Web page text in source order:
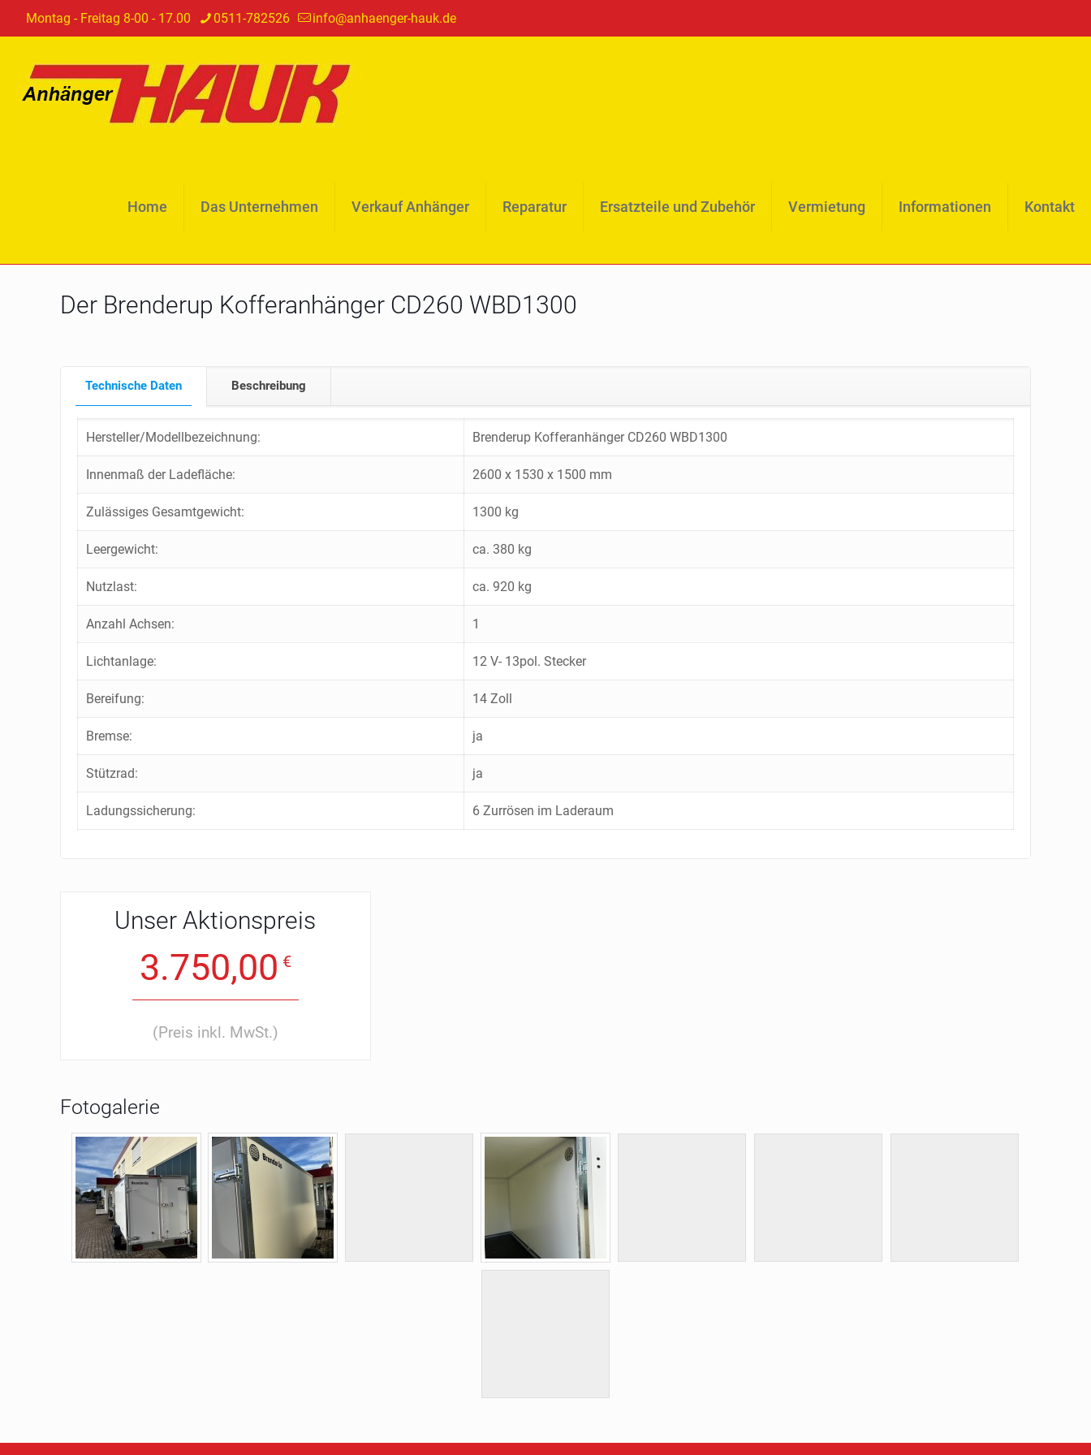
Montag - Freitag 8-00 - 17.00 0511-782526 info@anhaenger-hauk.de
Home Das Unternehmen Verkauf Anhänger Reparatur Ersatzteile und Zubehör Vermietung Informationen Kontakt
Der Brenderup Kofferanhänger CD260 WBD1300
Technische Daten Beschreibung
Hersteller/Modellbezeichnung: Brenderup Kofferanhänger CD260 WBD1300
Innenmaß der Ladefläche: 2600 x 1530 x 1500 mm
Zulässiges Gesamtgewicht: 1300 kg
Leergewicht: ca. 380 kg
Nutzlast: ca. 920 kg
Anzahl Achsen: 1
Lichtanlage: 12 V- 13pol. Stecker
Bereifung: 14 Zoll
Bremse: ja
Stützrad: ja
Ladungssicherung: 6 Zurrösen im Laderaum
Unser Aktionspreis
3.750,00 €
(Preis inkl. MwSt.)
Fotogalerie